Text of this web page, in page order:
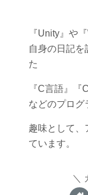
『Unity』や
自身の日記を
た
『C言語』『
などのプログ
趣味として、
ています。